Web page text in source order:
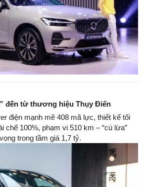
đến từ thương hiệu Thụy Điển
điện mạnh mẽ 408 mã lực, thiết kế tối
chế 100%, phạm vi 510 km – “cú lừa”
trong tầm giá 1,7 tỷ.